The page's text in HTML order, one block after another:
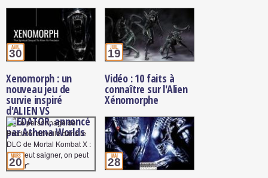
avr.
30
Xenomorph : un
nouveau jeu de
survie inspiré
d'ALIEN VS
PREDATOR, annoncé
par Athena Worlds
juil.
19
Vidéo : 10 faits à
connaître sur l'Alien
Xénomorphe
mars
20 mai
28